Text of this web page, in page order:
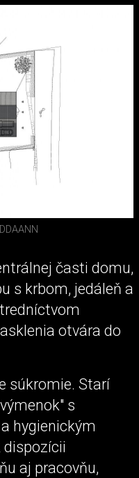
časti domu,
s krbom, jedáleň a
otvára do
súkromie. Starí
s
hygienickým
aj pracovňu,